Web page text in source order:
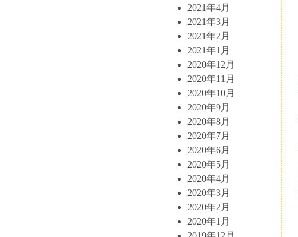
2021年4月
2021年3月
2021年2月
2021年1月
2020年12月
2020年11月
2020年10月
2020年9月
2020年8月
2020年7月
2020年6月
2020年5月
2020年4月
2020年3月
2020年2月
2020年1月